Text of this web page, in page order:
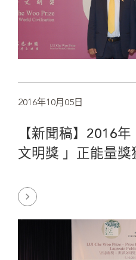
2016年10月05日
【新聞稿】2016
文明獎 」正能量獎